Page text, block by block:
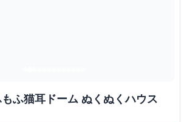
ふ猫耳ドーム ぬくぬくハウス